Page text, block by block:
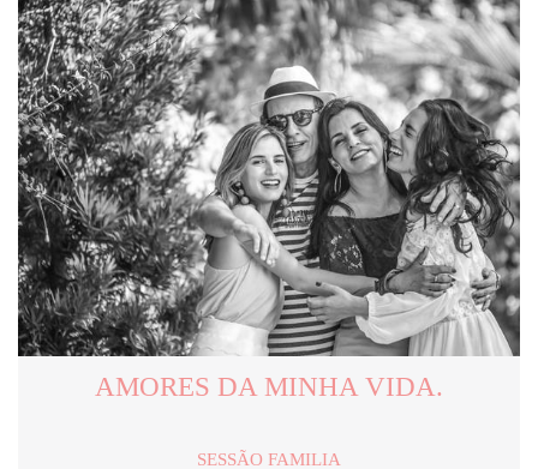
AMORES DA MINHA VIDA.
SESSÃO FAMILIA